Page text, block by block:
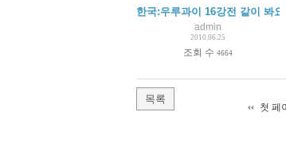
한국:우루과이 16강전 같이 봐요
admin
2010.06.25
조회 수 4664
목록
첫 페